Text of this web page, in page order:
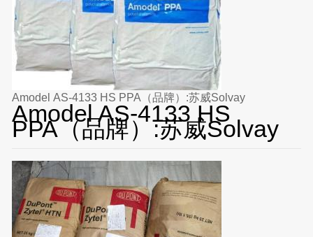
Amodel AS-4133 HS PPA（品牌）:苏威Solvay
Amodel AS-4133 HS
PPA（品牌）:苏威Solvay